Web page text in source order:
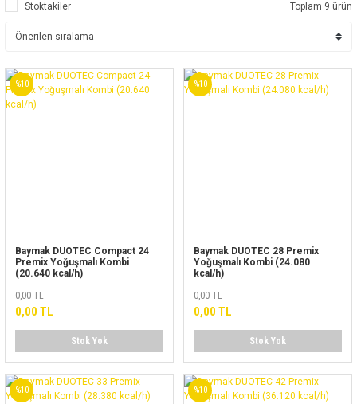
Stoktakiler Toplam 9 ürün
%10
Baymak DUOTEC Compact 24
Premix Yoğuşmalı Kombi
(20.640 kcal/h)
0,00 TL
0,00 TL
Stok Yok
%10
Baymak DUOTEC 28 Premix
Yoğuşmalı Kombi (24.080
kcal/h)
0,00 TL
0,00 TL
Stok Yok
%10 %10